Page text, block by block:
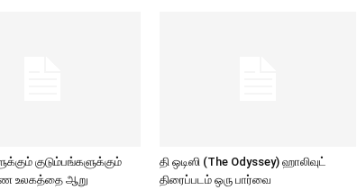
குடும்பங்களுக்கும்
உலகத்தை ஆறு
தி ஒடிஸி (The Odyssey) ஹாலிவுட்
திரைப்படம் ஒரு பார்வை